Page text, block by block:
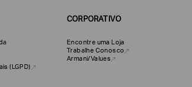
(LGPD)
CORPORATIVO
Encontre uma Loja
Trabalhe Conosco
Armani/Values